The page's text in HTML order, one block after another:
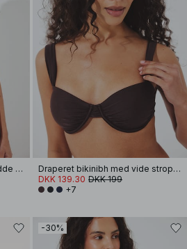
Draperet bikinitrusse med vidde stropper
Draperet bikinibh med vide stropper
DKK 139.30 DKK 199
+7
-30%